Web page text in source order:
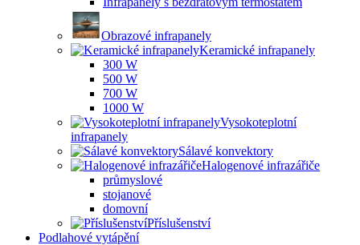
Obrazové infrapanely
Keramické infrapanely
300 W
500 W
700 W
1000 W
Vysokoteplotní
infrapanely
Sálavé konvektory
Halogenové infrazářiče
průmyslové
stojanové
domovní
Příslušenství
Podlahové vytápění